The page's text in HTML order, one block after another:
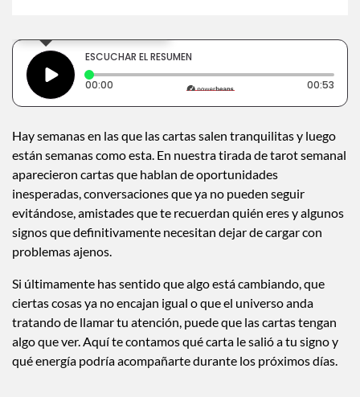
ESCUCHAR EL RESUMEN
00:00 Tiempo transcurrido: 0 segundos 00:53
Hay semanas en las que las cartas salen tranquilitas y luego
están semanas como esta. En nuestra tirada de tarot semanal
aparecieron cartas que hablan de oportunidades
inesperadas, conversaciones que ya no pueden seguir
evitándose, amistades que te recuerdan quién eres y algunos
signos que definitivamente necesitan dejar de cargar con
problemas ajenos.
Si últimamente has sentido que algo está cambiando, que
ciertas cosas ya no encajan igual o que el universo anda
tratando de llamar tu atención, puede que las cartas tengan
algo que ver. Aquí te contamos qué carta le salió a tu signo y
qué energía podría acompañarte durante los próximos días.